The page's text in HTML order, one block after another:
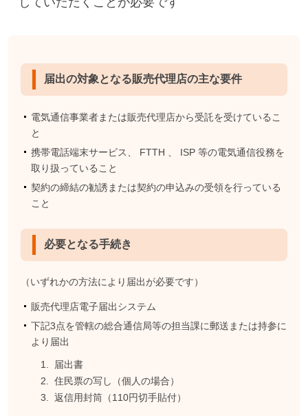
届出の対象となる販売代理店の主な要件
電気通信事業者または販売代理店から受託を受けているこ
と
携帯電話端末サービス、 FTTH 、 ISP 等の電気通信役務を
取り扱っていること
契約の締結の勧誘または契約の申込みの受領を行っている
こと
必要となる手続き
（いずれかの方法により届出が必要です）
販売代理店電子届出システム
下記3点を管轄の総合通信局等の担当課に郵送または持参に
より届出
届出書
住民票の写し（個人の場合）
返信用封筒（110円切手貼付）